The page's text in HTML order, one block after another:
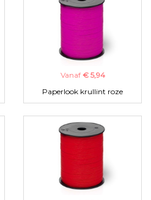
Vanaf € 5,94
Paperlook krullint roze